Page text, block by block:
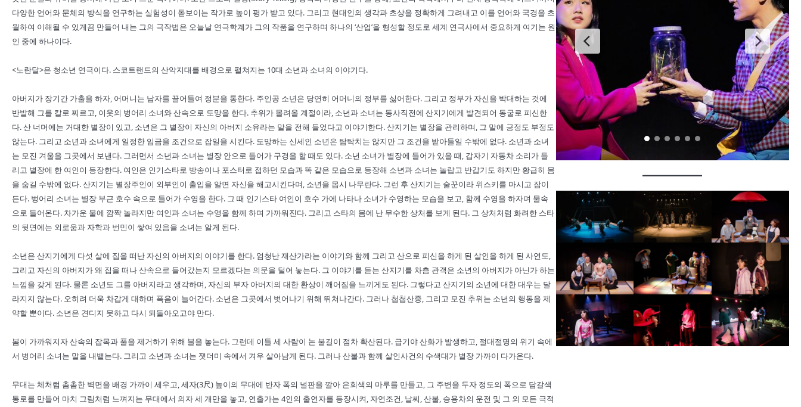
다양한 언어와 문체의 방식을 연구하는 실험성이 돋보이는 작가로 높이 평가 받고 있다. 그리고 현대인의 생각과 초상을 정확하게 그려내고 이를 언어와 국경을 초
월하여 이해될 수 있게끔 만들어 내는 그의 극작법은 오늘날 연극학계가 그의 작품을 연구하며 하나의 ‘산업’을 형성할 정도로 세계 연극사에서 중요하게 여기는 원
인 중에 하나이다.
<노란달>은 청소년 연극이다. 스코트랜드의 산악지대를 배경으로 펼쳐지는 10대 소년과 소녀의 이야기다.
아버지가 장기간 가출을 하자, 어머니는 남자를 끌어들여 정분을 통한다. 주인공 소년은 당연히 어머니의 정부를 싫어한다. 그리고 정부가 자신을 박대하는 것에
반발해 그를 칼로 찌르고, 이웃의 벙어리 소녀와 산속으로 도망을 한다. 추위가 몰려올 계절이라, 소년과 소녀는 동사직전에 산지기에게 발견되어 동굴로 피신한
다. 산 너머에는 거대한 별장이 있고, 소년은 그 별장이 자신의 아버지 소유라는 말을 전해 들었다고 이야기한다. 산지기는 별장을 관리하며, 그 말에 긍정도 부정도
않는다. 그리고 소년과 소녀에게 일정한 임금을 조건으로 잡일을 시킨다. 도망하는 신세인 소년은 탐탁치는 않지만 그 조건을 받아들일 수밖에 없다. 소년과 소녀
는 모진 겨울을 그곳에서 보낸다. 그러면서 소년과 소녀는 별장 안으로 들어가 구경을 할 때도 있다. 소년 소녀가 별장에 들어가 있을 때, 갑자기 자동차 소리가 들
리고 별장에 한 여인이 등장한다. 여인은 인기스타로 방송이나 포스터로 접하던 모습과 똑 같은 모습으로 등장해 소년과 소녀는 놀랍고 반갑기도 하지만 황급히 몸
을 숨길 수밖에 없다. 산지기는 별장주인이 외부인이 출입을 알면 자신을 해고시킨다며, 소년을 몹시 나무란다. 그런 후 산지기는 술꾼이라 위스키를 마시고 잠이
든다. 벙어리 소녀는 별장 부근 호수 속으로 들어가 수영을 한다. 그 때 인기스타 여인이 호수 가에 나타나 소녀가 수영하는 모습을 보고, 함께 수영을 하자며 물속
으로 들어온다. 차가운 물에 깜짝 놀라지만 여인과 소녀는 수영을 함께 하며 가까워진다. 그리고 스타의 몸에 난 무수한 상처를 보게 된다. 그 상처처럼 화려한 스타
의 뒷면에는 외로움과 자학과 번민이 쌓여 있음을 소녀는 알게 된다.
소년은 산지기에게 다섯 살에 집을 떠난 자신의 아버지의 이야기를 한다. 엄청난 재산가라는 이야기와 함께 그리고 산으로 피신을 하게 된 살인을 하게 된 사연도,
그리고 자신의 아버지가 왜 집을 떠나 산속으로 들어갔는지 모르겠다는 의문을 털어 놓는다. 그 이야기를 듣는 산지기를 차츰 관객은 소년의 아버지가 아닌가 하는
느낌을 갖게 된다. 물론 소년도 그를 아버지라고 생각하며, 자신의 부자 아버지의 대한 환상이 깨어짐을 느끼게도 된다. 그렇다고 산지기의 소년에 대한 대우는 달
라지지 않는다. 오히려 더욱 차갑게 대하며 폭음이 늘어간다. 소년은 그곳에서 벗어나기 위해 뛰쳐나간다. 그러나 첩첩산중, 그리고 모진 추위는 소년의 행동을 제
약할 뿐이다. 소년은 견디지 못하고 다시 되돌아오고야 만다.
봄이 가까워지자 산속의 잡목과 풀을 제거하기 위해 불을 놓는다. 그런데 이들 세 사람이 논 불길이 점차 확산된다. 급기야 산화가 발생하고, 절대절명의 위기 속에
서 벙어리 소녀는 말을 내뱉는다. 그리고 소년과 소녀는 잿더미 속에서 겨우 살아남게 된다. 그러나 산불과 함께 살인사건의 수색대가 별장 가까이 다가온다.
무대는 체처럼 촘촘한 벽면을 배경 가까이 세우고, 세자(3尺) 높이의 무대에 반자 폭의 널판을 깔아 은회색의 마루를 만들고, 그 주변을 두자 정도의 폭으로 담갈색
통로를 만들어 마치 그림처럼 느껴지는 무대에서 의자 세 개만을 놓고, 연출가는 4인의 출연자를 등장시켜, 자연조건, 날씨, 산불, 승용차의 운전 및 그 외 모든 극적